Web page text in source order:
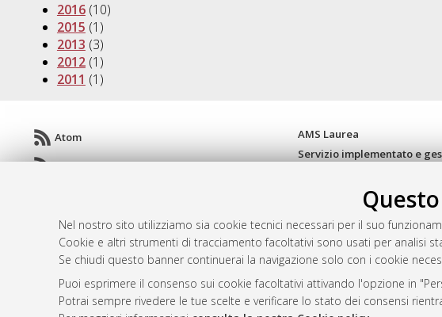
Nel nostro sito utilizziamo sia cookie tecnici necessari per il suo
Cookie e altri strumenti di tracciamento facoltativi sono usati per analisi
Se chiudi questo banner continuerai la navigazione solo con i cookie
Puoi esprimere il consenso sui cookie facoltativi attivando l'opzione in
Potrai sempre rivedere le tue scelte e verificare lo stato dei consensi
2016(10)
2015 (1)
2013 (3)
2012(1)
2011 (1)
Atom
Rss 1.0
AMS Laurea
Servizio implementato e
Informativa sulla privacy
Condizioni d’uso del sito
© ALMA MATER STUDIORUM - Università di Bologna, 2007-